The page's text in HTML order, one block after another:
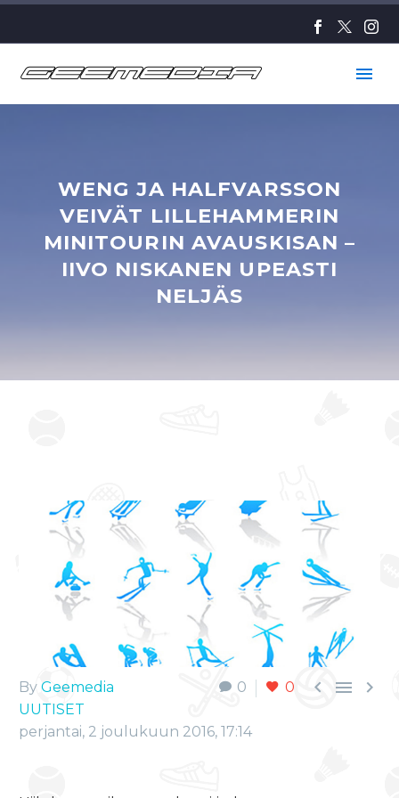
WENG JA HALFVARSSON
VEIVÄT LILLEHAMMERIN
MINITOURIN AVAUSKISAN –
IIVO NISKANEN UPEASTI
NELJÄS
0 0   
By Geemedia
UUTISET
perjantai, 2 joulukuun 2016, 17:14